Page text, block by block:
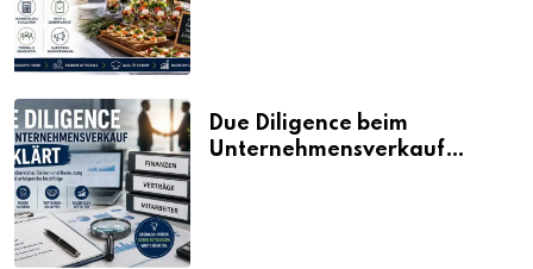
Due Diligence beim
Unternehmensverkauf